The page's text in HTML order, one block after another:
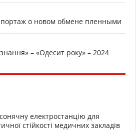
о новом обмене пленными
– «Одесит року» – 2024
електростанцію для
стійкості медичних закладів